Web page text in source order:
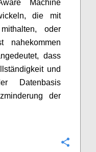
Machine
die mit
oder
nahekommen
dass
und
Datenbasis
der